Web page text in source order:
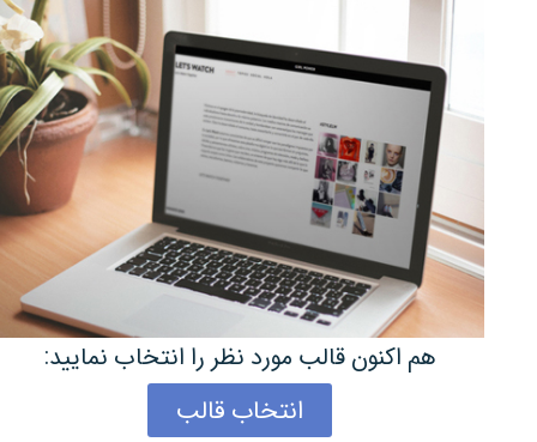
هم اکنون قالب مورد نظر را انتخاب نمایید:
انتخاب قالب